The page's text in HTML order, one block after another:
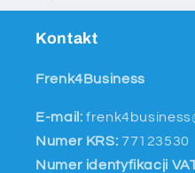
Kontakt
Frenk4Business
E-mail:
Numer KRS: 77123530
Numer identyfikacji